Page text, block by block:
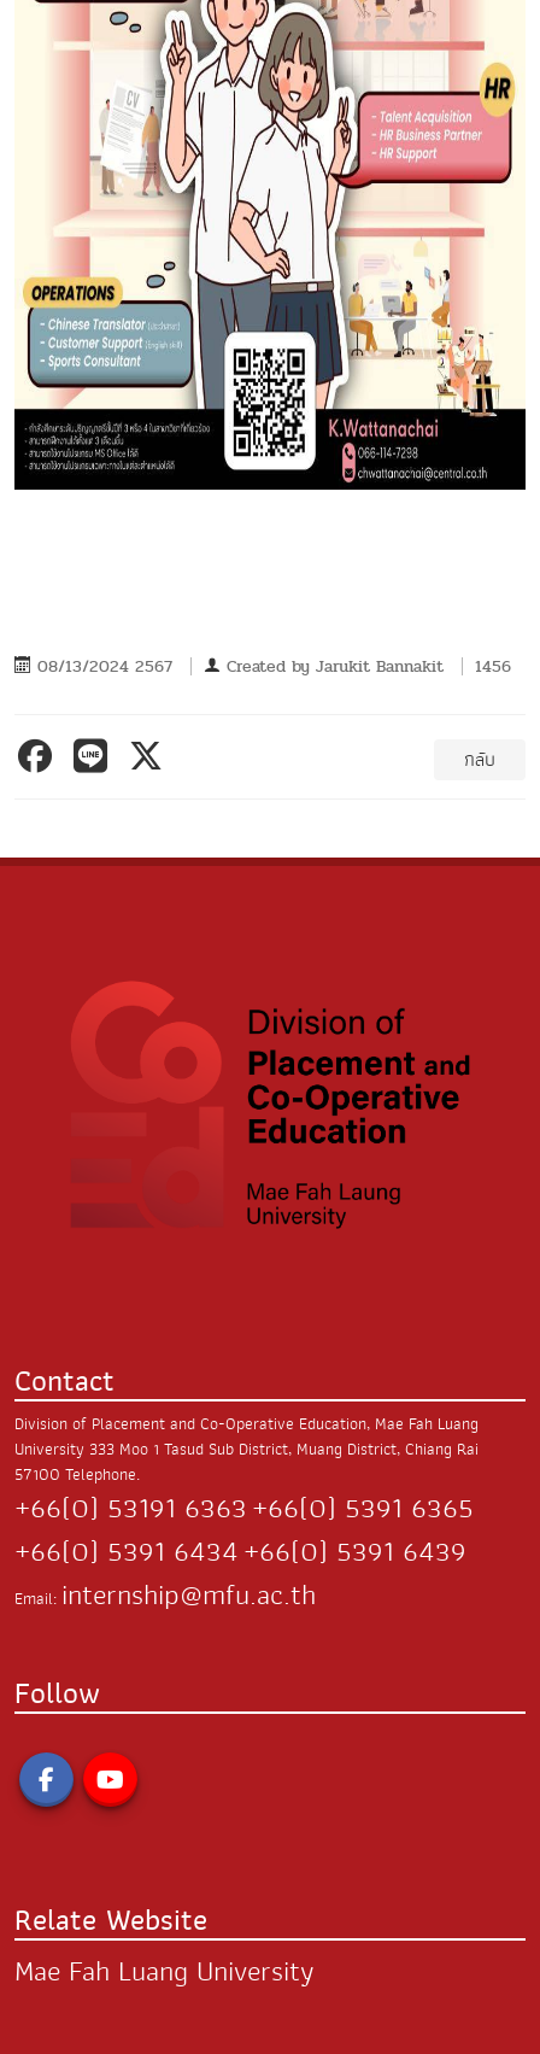
08/13/2024 2567 Created by Jarukit Bannakit 1456
กลับ
Contact
Division of Placement and Co-Operative Education, Mae Fah Luang
University 333 Moo 1 Tasud Sub District, Muang District, Chiang Rai
57100 Telephone.
+66(0) 53191 6363+66(0) 5391 6365
+66(0) 5391 6434+66(0) 5391 6439
Email: internship@mfu.ac.th
Follow
Relate Website
Mae Fah Luang University